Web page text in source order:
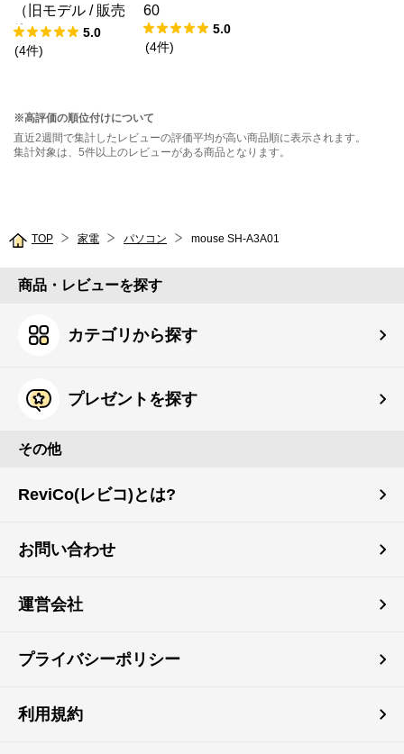
（旧モデル / 販売
終了）
5.0
(4件)
60
5.0
(4件)
※高評価の順位付けについて
直近2週間で集計したレビューの評価平均が高い商品順に表示されます。
集計対象は、5件以上のレビューがある商品となります。
TOP 家電 パソコン mouse SH-A3A01
商品・レビューを探す
カテゴリから探す
プレゼントを探す
その他
ReviCo(レビコ)とは?
お問い合わせ
運営会社
プライバシーポリシー
利用規約